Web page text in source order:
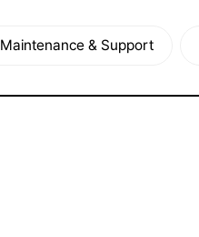
Maintenance & Support